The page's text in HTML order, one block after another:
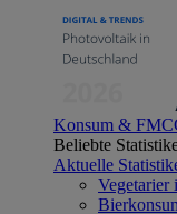
Konsum &
Beliebte
Aktuelle
Vegetarier